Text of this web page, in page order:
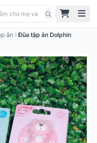
ăn Đũa tập ăn Dolphin